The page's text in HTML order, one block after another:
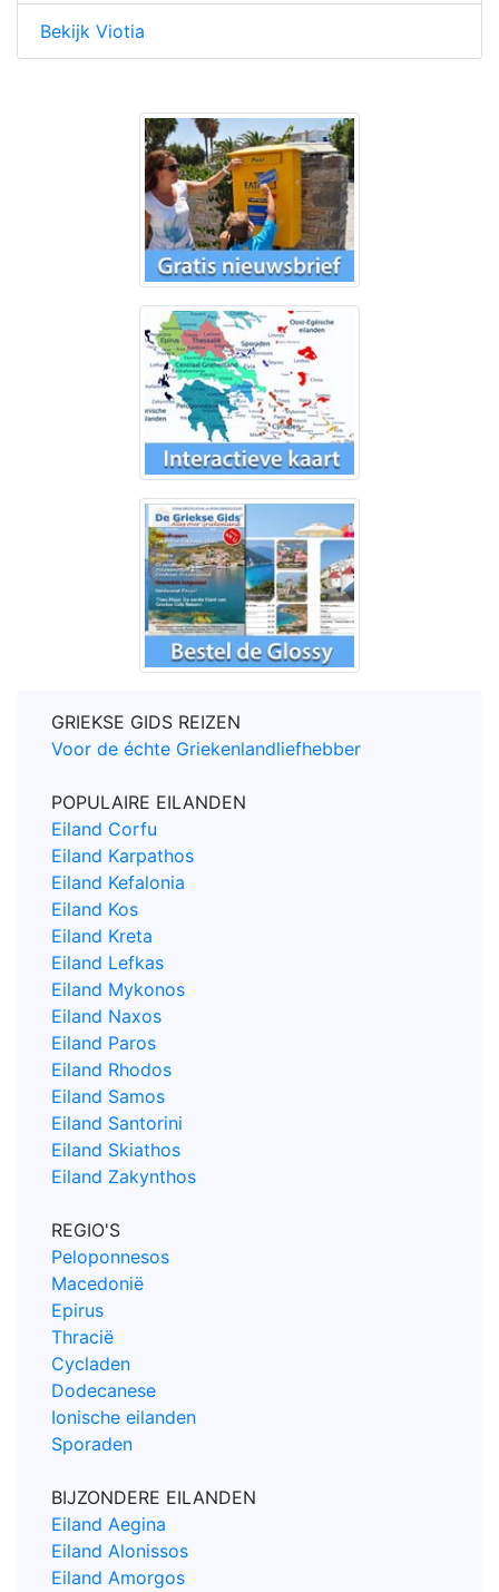
Bekijk Viotia
GRIEKSE GIDS REIZEN
Voor de échte Griekenlandliefhebber
POPULAIRE EILANDEN
Eiland Corfu
Eiland Karpathos
Eiland Kefalonia
Eiland Kos
Eiland Kreta
Eiland Lefkas
Eiland Mykonos
Eiland Naxos
Eiland Paros
Eiland Rhodos
Eiland Samos
Eiland Santorini
Eiland Skiathos
Eiland Zakynthos
REGIO'S
Peloponnesos
Macedonië
Epirus
Thracië
Cycladen
Dodecanese
Ionische eilanden
Sporaden
BIJZONDERE EILANDEN
Eiland Aegina
Eiland Alonissos
Eiland Amorgos